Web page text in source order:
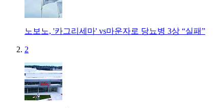
노보노, '카그리세마' vs마운자로 당뇨병 3상 “실패”
2